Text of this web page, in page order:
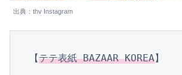
出典：thv Instagram
【テテ表紙 BAZAAR KOREA】